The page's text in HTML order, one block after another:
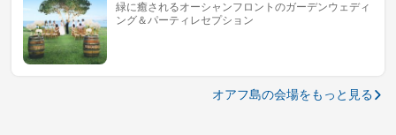
緑に癒されるオーシャンフロントのガーデンウェディ
ング＆パーティレセプション
オアフ島の会場をもっと見る